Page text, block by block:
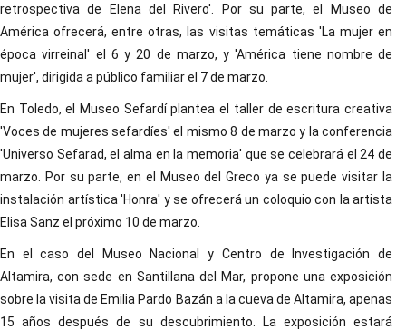
retrospectiva de Elena del Rivero'. Por su parte, el Museo de
América ofrecerá, entre otras, las visitas temáticas 'La mujer en
época virreinal' el 6 y 20 de marzo, y 'América tiene nombre de
mujer', dirigida a público familiar el 7 de marzo.
En Toledo, el Museo Sefardí plantea el taller de escritura creativa
'Voces de mujeres sefardíes' el mismo 8 de marzo y la conferencia
'Universo Sefarad, el alma en la memoria' que se celebrará el 24 de
marzo. Por su parte, en el Museo del Greco ya se puede visitar la
instalación artística 'Honra' y se ofrecerá un coloquio con la artista
Elisa Sanz el próximo 10 de marzo.
En el caso del Museo Nacional y Centro de Investigación de
Altamira, con sede en Santillana del Mar, propone una exposición
sobre la visita de Emilia Pardo Bazán a la cueva de Altamira, apenas
15 años después de su descubrimiento. La exposición estará